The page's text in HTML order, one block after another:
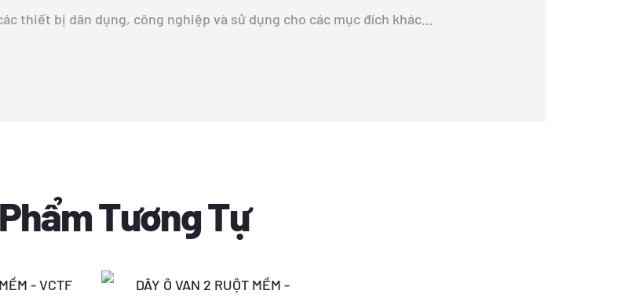
thiết bị dân dụng, công nghiệp và sử dụng cho các mục đích khác…
Tương Tự
Giá
Giá